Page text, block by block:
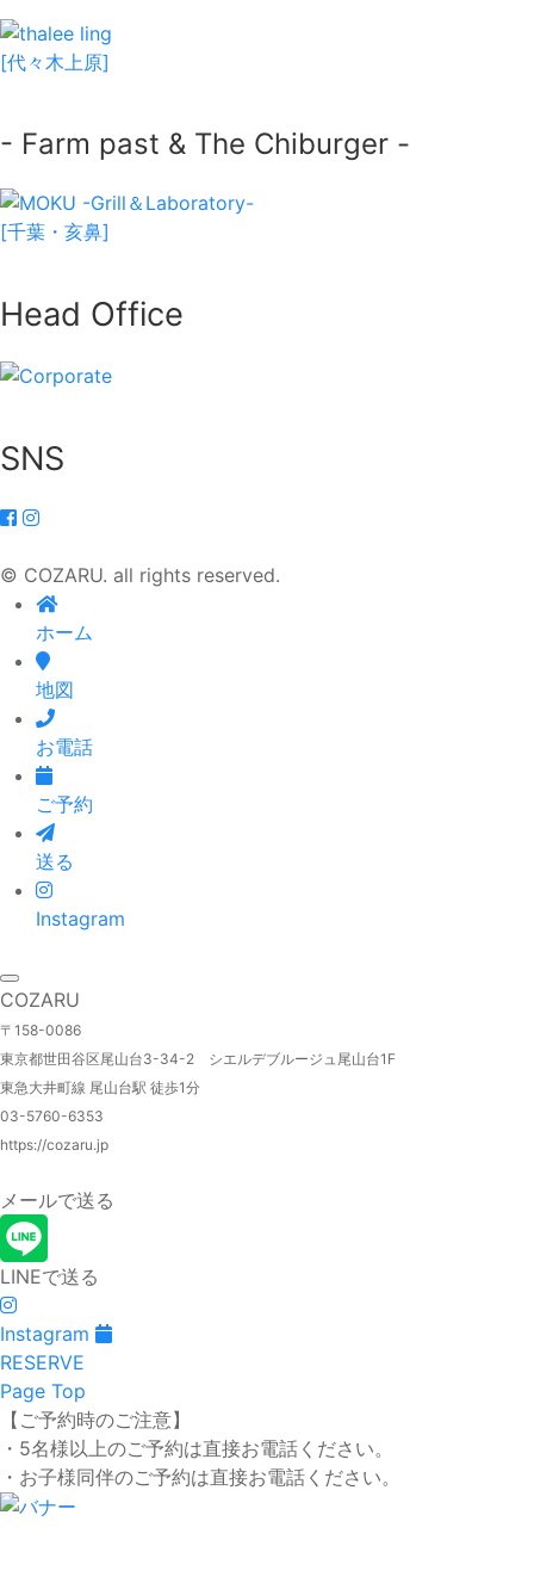
[代々木上原]
- Farm past & The Chiburger -
[千葉・亥鼻]
Head Office
SNS
© COZARU. all rights reserved.
ホーム
地図
お電話
ご予約
送る
Instagram
COZARU
〒158-0086
東京都世田谷区尾山台3-34-2 シエルデブルージュ尾山台1F
東急大井町線 尾山台駅 徒歩1分
03-5760-6353
https://cozaru.jp
メールで送る
LINEで送る
Instagram
RESERVE
Page Top
【ご予約時のご注意】
・5名様以上のご予約は直接お電話ください。
・お子様同伴のご予約は直接お電話ください。